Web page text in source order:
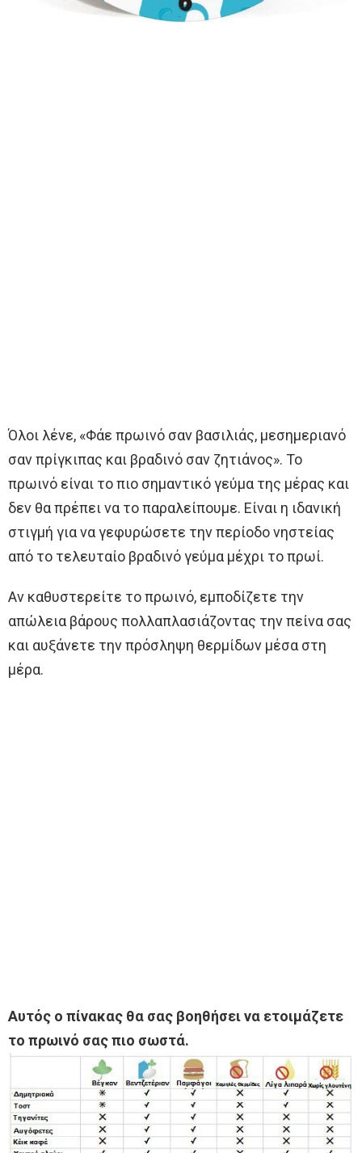
Όλοι λένε, «Φάε πρωινό σαν βασιλιάς, μεσημεριανό
σαν πρίγκιπας και βραδινό σαν ζητιάνος». Το
πρωινό είναι το πιο σημαντικό γεύμα της μέρας και
δεν θα πρέπει να το παραλείπουμε. Είναι η ιδανική
στιγμή για να γεφυρώσετε την περίοδο νηστείας
από το τελευταίο βραδινό γεύμα μέχρι το πρωί.
Αν καθυστερείτε το πρωινό, εμποδίζετε την
απώλεια βάρους πολλαπλασιάζοντας την πείνα σας
και αυξάνετε την πρόσληψη θερμίδων μέσα στη
μέρα.
Αυτός ο πίνακας θα σας βοηθήσει να ετοιμάζετε
το πρωινό σας πιο σωστά.